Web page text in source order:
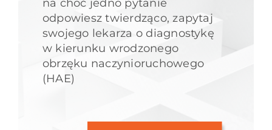
na choć jedno pytanie
odpowiesz twierdząco, zapytaj
swojego lekarza o diagnostykę
w kierunku wrodzonego
obrzęku naczynioruchowego
(HAE)